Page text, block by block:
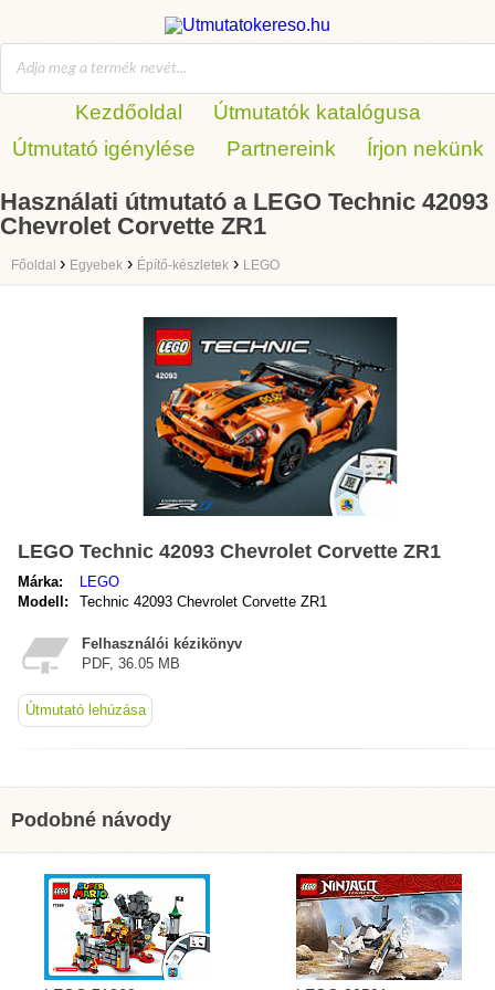
Kezdőoldal
Útmutatók katalógusa
Útmutató igénylése
Partnereink Írjon nekünk
Használati útmutató a LEGO Technic 42093
Chevrolet Corvette ZR1
Főoldal › Egyebek › Építő-készletek › LEGO
LEGO Technic 42093 Chevrolet Corvette ZR1
Márka:
LEGO
Modell:
Technic 42093 Chevrolet Corvette ZR1
Felhasználói kézikönyv
PDF, 36.05 MB
Útmutató lehúzása
Podobné návody